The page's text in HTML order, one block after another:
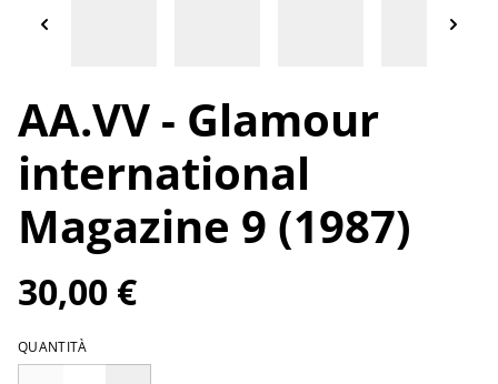
AA.VV - Glamour
international
Magazine 9 (1987)
30,00 €
QUANTITÀ